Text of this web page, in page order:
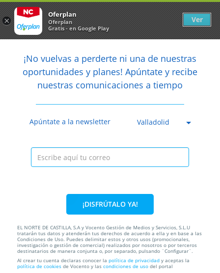

Caducada
Anterior
20% 24,90€ 19,90€
Comida casera para llevar "Arroz a la zamorana"
para 4 perso...
Delicatessen a la leña
C/ Real, 104 (Puente Duero), 47152.
Valladolid.
arrow_back Newsletter
¡No vuelvas a perderte ni una de nuestras
oportunidades y planes! Apúntate y recibe
nuestras comunicaciones a tiempo
Apúntate a la newsletter Valladolid
¡DISFRÚTALO YA!
EL NORTE DE CASTILLA, S.A y Vocento Gestión de Medios y Servicios, S.L.U
tratarán tus datos y atenderán tus derechos de acuerdo a ella y en base a las
Condiciones de Uso. Puedes delimitar estos y otros usos (promocionales,
investigación o gestión de comercial) realizados por nosotros o por terceros
destinatarios de manera conjunta o, por separado, pulsando ¨Configurar¨.
Al crear tu cuenta declaras conocer la política de privacidad y aceptas la
política de cookies de Vocento y las condiciones de uso del portal
×
Oferplan
Oferplan
Gratis - en Google Play
Ver